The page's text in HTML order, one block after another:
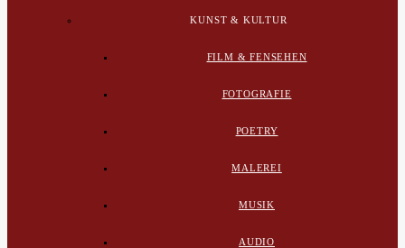
KUNST & KULTUR
FILM & FENSEHEN
FOTOGRAFIE
POETRY
MALEREI
MUSIK
AUDIO